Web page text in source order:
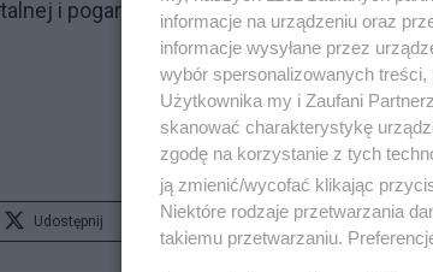
i pogarszającej się finansowej sytuacji
Udostępnij Lubię to! Skomentuj 24
informacje na urządzeniu oraz
informacje wysyłane przez
wybór spersonalizowanych treści,
Użytkownika my i Zaufani
skanować charakterystykę
zgodę na korzystanie z tych
ją zmienić/wycofać klikając
Niektóre rodzaje przetwarzania
takiemu przetwarzaniu.